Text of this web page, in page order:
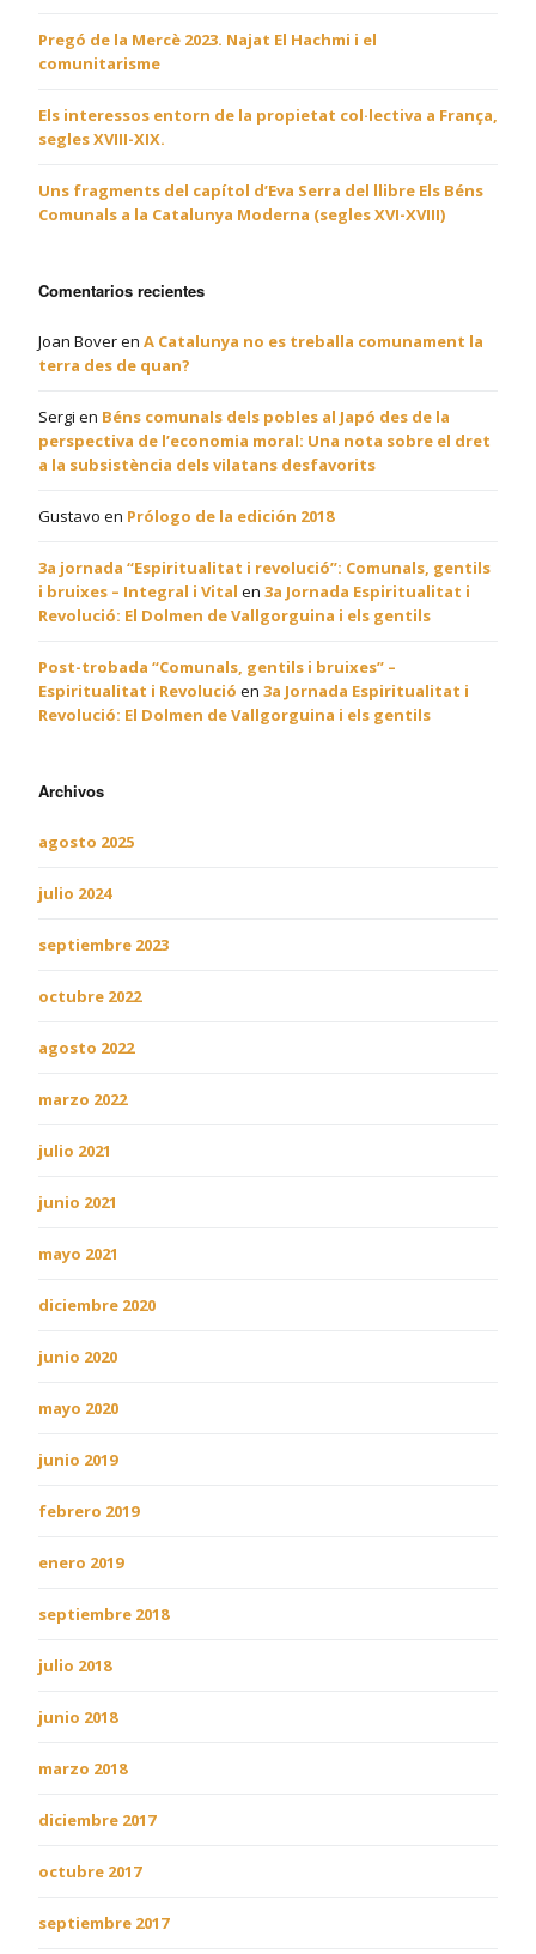
Pregó de la Mercè 2023. Najat El Hachmi i el
comunitarisme
Els interessos entorn de la propietat col·lectiva a França,
segles XVIII-XIX.
Uns fragments del capítol d’Eva Serra del llibre Els Béns
Comunals a la Catalunya Moderna (segles XVI-XVIII)
Comentarios recientes
Joan Boveren A Catalunya no es treballa comunament la
terra des de quan?
Sergi en Béns comunals dels pobles al Japó des de la
perspectiva de l’economia moral: Una nota sobre el dret
a la subsistència dels vilatans desfavorits
Gustavo en Prólogo de la edición 2018
3a jornada “Espiritualitat i revolució”: Comunals, gentils
i bruixes – Integral i Vital en 3a Jornada Espiritualitat i
Revolució: El Dolmen de Vallgorguina i els gentils
Post-trobada “Comunals, gentils i bruixes” –
Espiritualitat i Revolució en 3a Jornada Espiritualitat i
Revolució: El Dolmen de Vallgorguina i els gentils
Archivos
agosto 2025
julio 2024
septiembre 2023
octubre 2022
agosto 2022
marzo 2022
julio 2021
junio 2021
mayo 2021
diciembre 2020
junio 2020
mayo 2020
junio 2019
febrero 2019
enero 2019
septiembre 2018
julio 2018
junio 2018
marzo 2018
diciembre 2017
octubre 2017
septiembre 2017